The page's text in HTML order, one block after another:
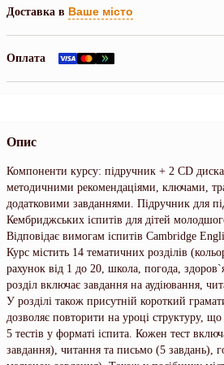
Доставка в Ваше місто
Оплата
Опис
Компоненти курсу: підручник + 2 CD
методичними рекомендаціями, ключами,
додатковими завданнями. Підручник для
Кембриджських іспитів для дітей
Відповідає вимогам іспитів Cambridge
Курс містить 14 тематичних розділів
рахунок від 1 до 20, школа, погода,
розділ включає завдання на аудіювання,
У розділі також присутній короткий
дозволяє повторити на уроці структуру,
5 тестів у форматі іспита. Кожен тест
завдання), читання та письмо (5 завдань),